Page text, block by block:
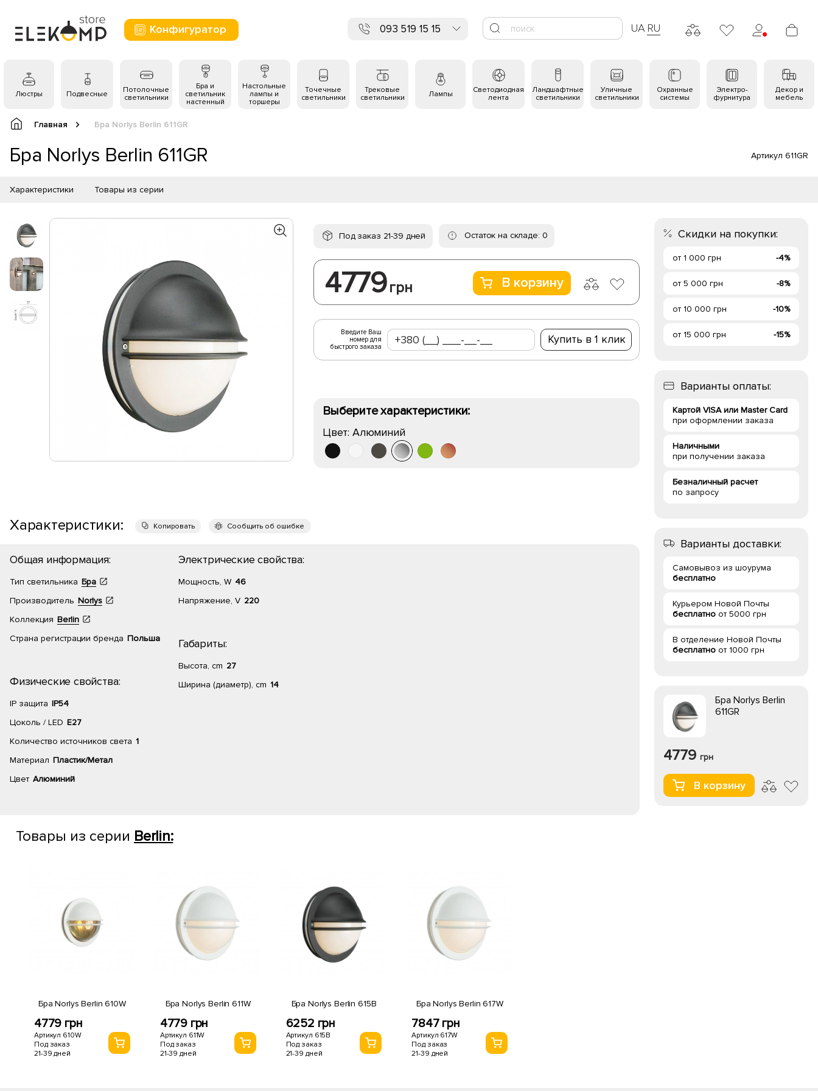
Конфигуратор 093 519 15 15 UA RU
Люстры Подвесные
Потолочные
светильники
Бра и
светильник
настенный
Настольные
лампы и
торшеры
Точечные
светильники
Трековые
светильники
Лампы
Светодиодная
лента
Ландшафтные
светильники
Уличные
светильники
Охранные
системы
Электро-
фурнитура
Декор и
мебель
Главная Бра Norlys Berlin 611GR
Бра Norlys Berlin 611GR Артикул 611GR
Характеристики Товары из серии
Под заказ 21-39 дней Остаток на складе: 0
4779 грн В корзину
Введите Ваш
номер для
быстрого заказа
Купить в 1 клик
Выберите характеристики:
Цвет: Алюминий
Характеристики: Копировать Сообщить об ошибке
Общая информация:
Тип светильника Бра
Производитель Norlys
Коллекция Berlin
Страна регистрации бренда Польша
Физические свойства:
IP защита IP54
Цоколь / LED E27
Количество источников света 1
Материал Пластик/Метал
Цвет Алюминий
Электрические свойства:
Мощность, W 46
Напряжение, V 220
Габариты:
Высота, cm 27
Ширина (диаметр), cm 14
Товары из серии Berlin:
Бра Norlys Berlin 610W
4779 грн
Артикул 610W
Под заказ
21-39 дней
Бра Norlys Berlin 611W
4779 грн
Артикул 611W
Под заказ
21-39 дней
Бра Norlys Berlin 615B
6252 грн
Артикул 615B
Под заказ
21-39 дней
Бра Norlys Berlin 617W
7847 грн
Артикул 617W
Под заказ
21-39 дней
Скидки на покупки:
от 1 000 грн -4%
от 5 000 грн -8%
от 10 000 грн -10%
от 15 000 грн -15%
Варианты оплаты:
Картой VISA или Master Card
при оформлении заказа
Наличными
при получении заказа
Безналичный расчет
по запросу
Варианты доставки:
Самовывоз из шоурума
бесплатно
Курьером Новой Почты
бесплатно от 5000 грн
В отделение Новой Почты
бесплатно от 1000 грн
Бра Norlys Berlin
611GR
4779 грн
В корзину